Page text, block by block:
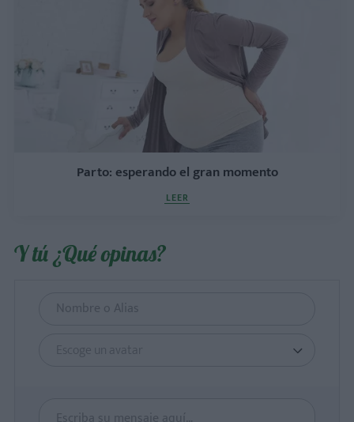
Parto: esperando el gran momento
LEER
Y tú ¿Qué opinas?
Escoge un avatar